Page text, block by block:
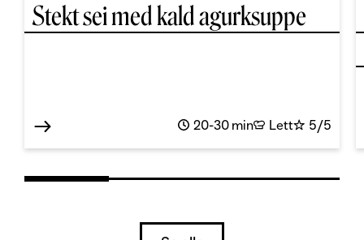
Stekt sei med kald agurksuppe
20-30 min Lett 5/5